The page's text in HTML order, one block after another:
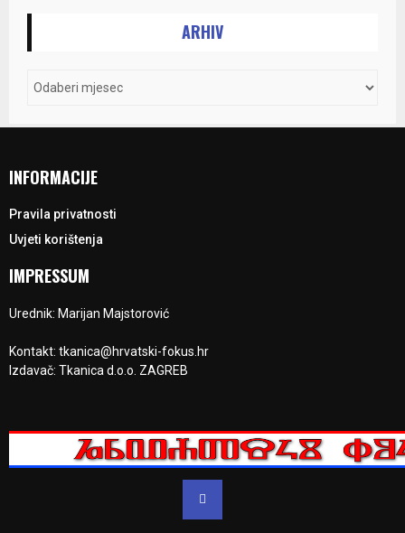
ARHIV
INFORMACIJE
Pravila privatnosti
Uvjeti korištenja
IMPRESSUM
Urednik: Marijan Majstorović
Kontakt: tkanica@hrvatski-fokus.hr
Izdavač: Tkanica d.o.o. ZAGREB